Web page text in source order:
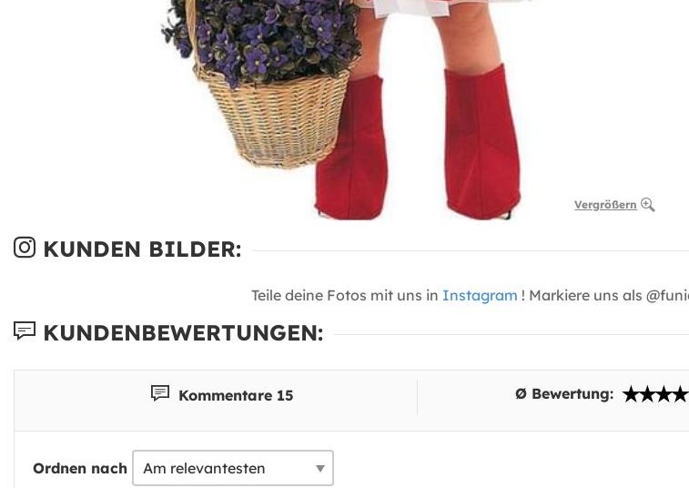
Vergrößern
KUNDEN BILDER:
Teile deine Fotos mit uns in Instagram ! Markiere uns als
KUNDENBEWERTUNGEN:
Kommentare 15 Ø Bewertung:
Ordnen nach